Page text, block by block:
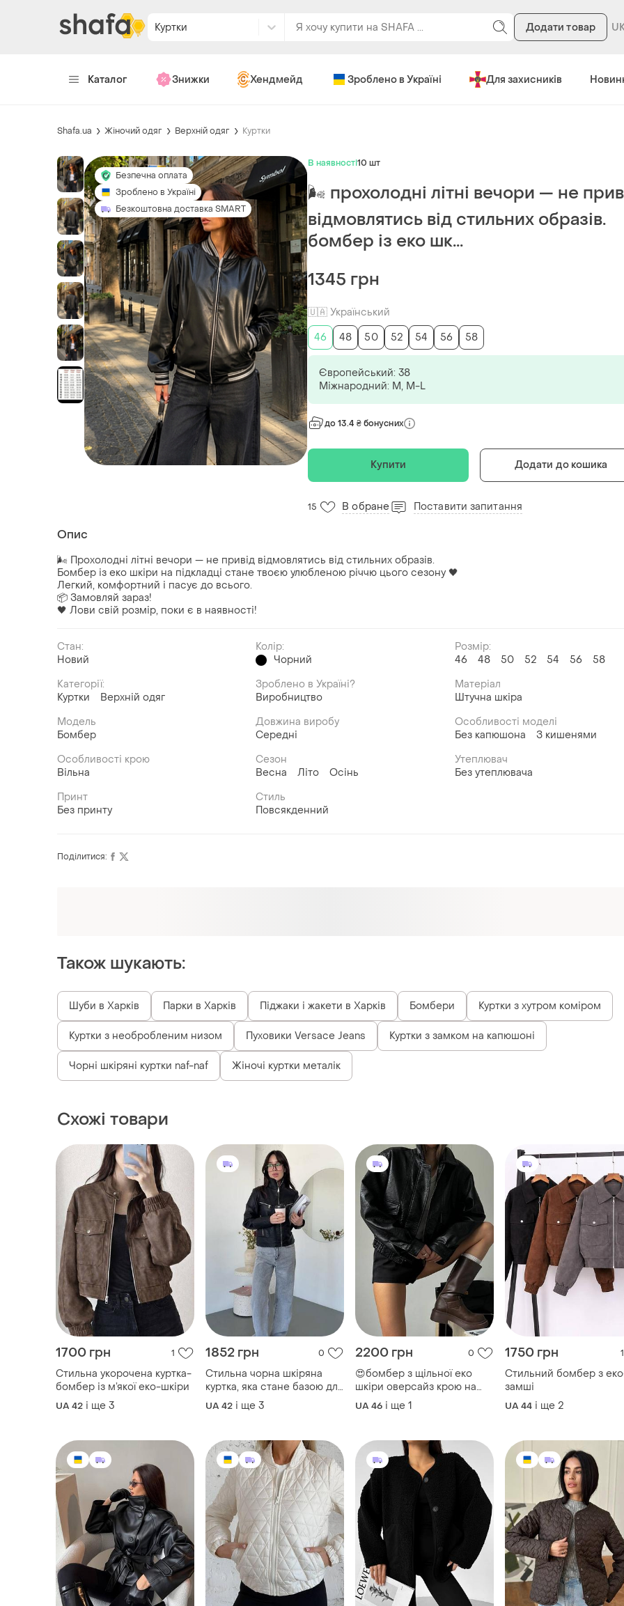
Куртки Додати товар
Каталог Знижки Хендмейд Зроблено в Україні Для захисників
Shafa.ua Жіночий одяг Верхній одяг Куртки
Безпечна оплата
Зроблено в Україні
Безкоштовна доставка SMART
В наявності10 шт
🌬 прохолодні літні вечори — не
відмовлятись від стильних образів.
бомбер із еко шк...
1345 грн
🇺🇦 Український
46
48 50 52 54 56 58
Європейський: 38
Міжнародний: M, M-L
до 13.4 ₴ бонусних
Купити Додати до кошика
15 В обране Поставити запитання
Опис
🌬 Прохолодні літні вечори — не привід відмовлятись від стильних образів.
Бомбер із еко шкіри на підкладці стане твоєю улюбленою річчю цього сезону 🖤
Легкий, комфортний і пасує до всього.
📦 Замовляй зараз!
🖤 Лови свій розмір, поки є в наявності!
Стан:
Новий
Колір:
Чорний
Розмір:
46
48 50 52 54 56
58
Категорії:
Куртки
Верхній одяг
Зроблено в Україні?
Виробництво
Матеріал
Штучна шкіра
Модель
Бомбер
Довжина виробу
Середні
Особливості моделі
Без капюшона
З кишенями
Особливості крою
Вільна
Сезон
Весна
Літо Осінь
Утеплювач
Без утеплювача
Принт
Без принту
Стиль
Повсякденний
Поділитися:
Також шукають:
Шуби в Харків Парки в Харків Піджаки і жакети в Харків Бомбери Куртки з хутром коміром
Куртки з необробленим низом Пуховики Versace Jeans Куртки з замком на капюшоні
Чорні шкіряні куртки naf-naf Жіночі куртки металік
Схожі товари
1700 грн 1
Стильна укорочена куртка-
бомбер із м’якої еко-шкіри
UA 42 і ще 3
1852 грн 0
Стильна чорна шкіряна
куртка, яка стане базою для
будь-якого образу! якісна
еко шкіра
UA 42 і ще 3
2200 грн 0
😍бомбер з щільної еко
шкіри оверсайз крою на
підкладці
UA 46 і ще 1
1750 грн 1
Стильний бомбер з
замші
UA 44 і ще 2